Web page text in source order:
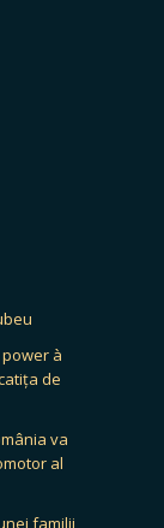
à
de
va
al
familii